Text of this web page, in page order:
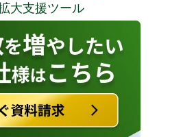
大支援ツール